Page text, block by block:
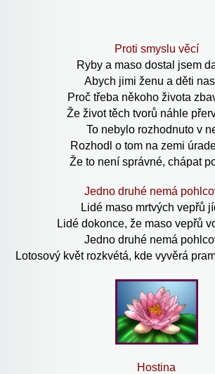
Proti smyslu věcí
Ryby a maso dostal jsem
Abych jimi ženu a děti
Proč třeba někoho života
Že život těch tvorů náhle
To nebylo rozhodnuto v
Rozhodl o tom na zemi
Že to není správné, chápat
Jedno druhé nemá
Lidé maso mrtvých vepřů
Lidé dokonce, že maso vepřů
Jedno druhé nemá
Lotosový květ rozkvétá, kde vyvěrá
Hostina